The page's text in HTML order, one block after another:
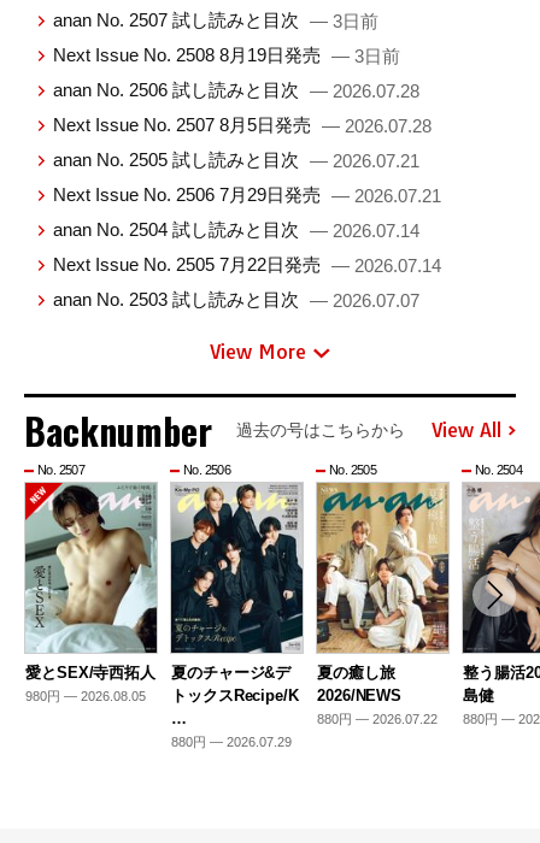
anan No. 2507 試し読みと目次 — 3日前
Next Issue No. 2508 8月19日発売 — 3日前
anan No. 2506 試し読みと目次 — 2026.07.28
Next Issue No. 2507 8月5日発売 — 2026.07.28
anan No. 2505 試し読みと目次 — 2026.07.21
Next Issue No. 2506 7月29日発売 — 2026.07.21
anan No. 2504 試し読みと目次 — 2026.07.14
Next Issue No. 2505 7月22日発売 — 2026.07.14
anan No. 2503 試し読みと目次 — 2026.07.07
View More
Backnumber 過去の号はこちらから View All
No. 2507
愛とSEX/寺西拓人
980円 — 2026.08.05
No. 2506
夏のチャージ&デ
トックスRecipe/K
…
880円 — 2026.07.29
No. 2505
夏の癒し旅
2026/NEWS
880円 — 2026.07.22
No. 2504
整う腸活
島健
880円 —